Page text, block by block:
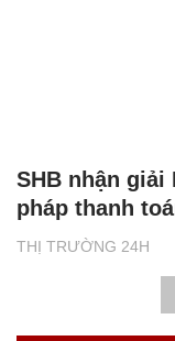
THỊ TRƯỜNG 24H
SHB nhận giải
pháp thanh